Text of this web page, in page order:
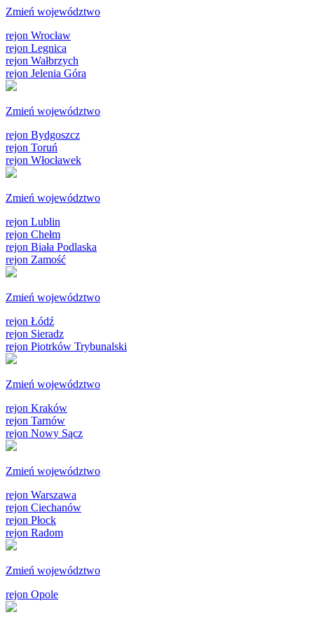
Zmień województwo
rejon Wrocław
rejon Legnica
rejon Wałbrzych
rejon Jelenia Góra
Zmień województwo
rejon Bydgoszcz
rejon Toruń
rejon Włocławek
Zmień województwo
rejon Lublin
rejon Chełm
rejon Biała Podlaska
rejon Zamość
Zmień województwo
rejon Łódź
rejon Sieradz
rejon Piotrków Trybunalski
Zmień województwo
rejon Kraków
rejon Tarnów
rejon Nowy Sącz
Zmień województwo
rejon Warszawa
rejon Ciechanów
rejon Płock
rejon Radom
Zmień województwo
rejon Opole